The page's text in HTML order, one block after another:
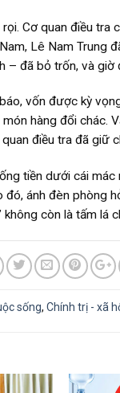
Cơ quan điều tra
Lê Nam Trung
– đã bỏ trốn, và giờ
vốn được kỳ
hàng đổi chác.
điều tra đã giữ
tiền dưới cái
ánh đèn phòng
còn là tấm lá
sống, Chính trị - xã